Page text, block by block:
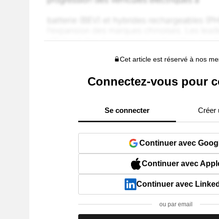
Cet article est réservé à nos
Connectez-vous pour
Se connecter Créer
Continuer avec
Continuer avec
Continuer avec
ou par email